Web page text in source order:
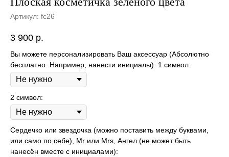
Артикул: fc26
3 900 р.
Вы можете персонализировать Ваш аксессуар (Абсолютно
бесплатно. Например, нанести инициалы). 1 символ:
2 символ:
Сердечко или звездочка (можно поставить между буквами,
или само по себе), Mr или Mrs, Ангел (не может быть
нанесён вместе с инициалами):